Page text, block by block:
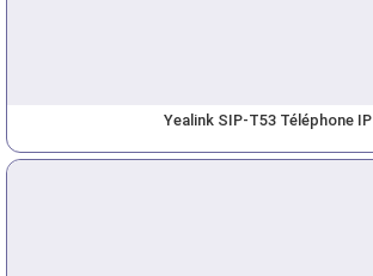
Yealink SIP-T53 Téléphone IP